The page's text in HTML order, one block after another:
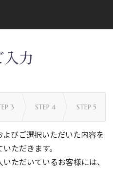
力
びご選択いただいた内容を
ただきます。
ただいているお客様には、